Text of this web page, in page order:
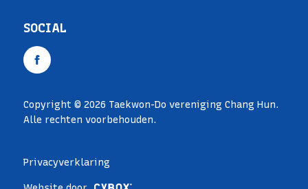
SOCIAL
Copyright © 2026 Taekwon-Do vereniging Chang Hun.
Alle rechten voorbehouden.
Privacyverklaring